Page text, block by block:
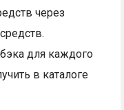
через
для каждого
в каталоге